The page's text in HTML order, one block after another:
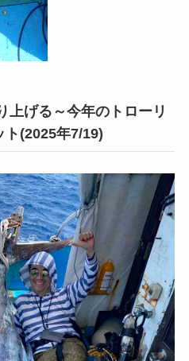
上げる～今年のトローリ
ト(2025年7/19)